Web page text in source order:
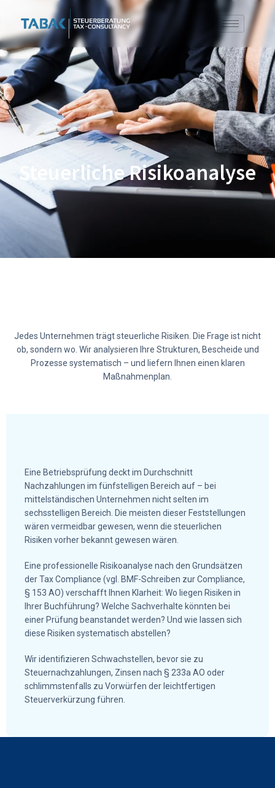
Steuerliche Risikoanalyse
Jedes Unternehmen trägt steuerliche Risiken. Die Frage ist nicht
ob, sondern wo. Wir analysieren Ihre Strukturen, Bescheide und
Prozesse systematisch – und liefern Ihnen einen klaren
Maßnahmenplan.
Eine Betriebsprüfung deckt im Durchschnitt
Nachzahlungen im fünfstelligen Bereich auf – bei
mittelständischen Unternehmen nicht selten im
sechsstelligen Bereich. Die meisten dieser Feststellungen
wären vermeidbar gewesen, wenn die steuerlichen
Risiken vorher bekannt gewesen wären.
Eine professionelle Risikoanalyse nach den Grundsätzen
der Tax Compliance (vgl. BMF-Schreiben zur Compliance,
§ 153 AO) verschafft Ihnen Klarheit: Wo liegen Risiken in
Ihrer Buchführung? Welche Sachverhalte könnten bei
einer Prüfung beanstandet werden? Und wie lassen sich
diese Risiken systematisch abstellen?
Wir identifizieren Schwachstellen, bevor sie zu
Steuernachzahlungen, Zinsen nach § 233a AO oder
schlimmstenfalls zu Vorwürfen der leichtfertigen
Steuerverkürzung führen.